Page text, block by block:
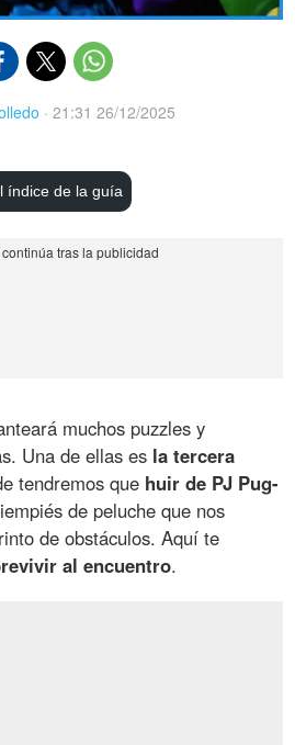
· 21:31 26/12/2025
índice de la guía
muchos puzzles y
Una de ellas es la tercera
tendremos que huir de PJ Pug-
de peluche que nos
de obstáculos. Aquí te
al encuentro.